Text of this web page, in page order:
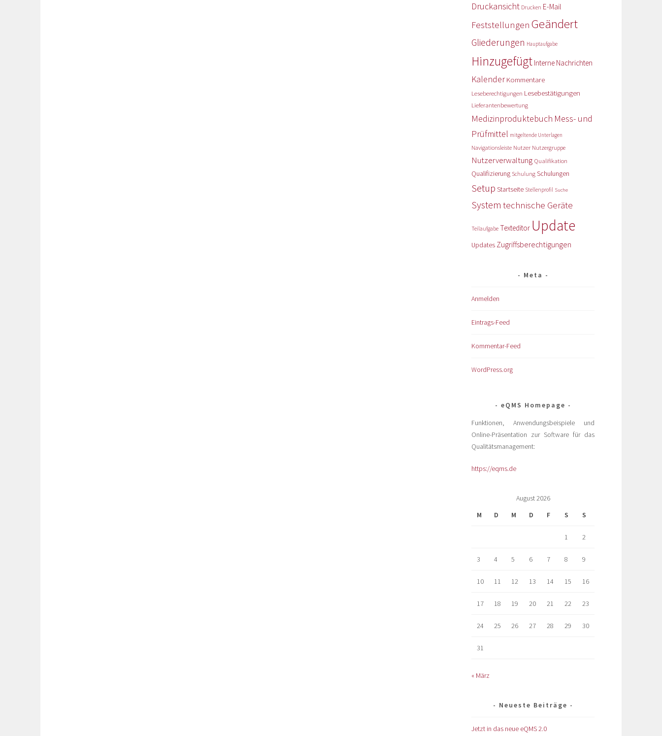
Druckansicht Drucken E-Mail
Feststellungen Geändert
Gliederungen Hauptaufgabe
Hinzugefügt Interne Nachrichten
Kalender Kommentare
Leseberechtigungen Lesebestätigungen
Lieferantenbewertung
Medizinproduktebuch Mess- und
Prüfmittel mitgeltende Unterlagen
Navigationsleiste Nutzer Nutzergruppe
Nutzerverwaltung Qualifikation
Qualifizierung Schulung Schulungen
Setup Startseite Stellenprofil Suche
System technische Geräte
Teilaufgabe Texteditor Update
Updates Zugriffsberechtigungen
Meta
Anmelden
Eintrags-Feed
Kommentar-Feed
WordPress.org
eQMS Homepage
Funktionen, Anwendungsbeispiele und
Online-Präsentation zur Software für das
Qualitätsmanagement:
https://eqms.de
August 2026
M
D M D F S S
1 2
3 4 5 6 7 8 9
10 11 12 13 14 15 16
17 18 19 20 21 22 23
24 25 26 27 28 29 30
31
« März
Neueste Beiträge
Jetzt in das neue eQMS 2.0